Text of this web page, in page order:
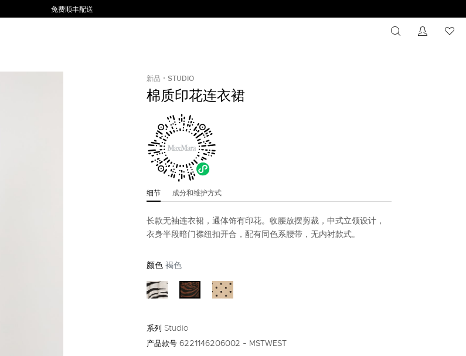
免费顺丰配送
搜索 没有注
新品 STUDIO
棉质印花连衣裙
细节 成分和维护方式
长款无袖连衣裙，通体饰有印花。收腰放摆剪裁，中式立领设计，
衣身半段暗门襟纽扣开合，配有同色系腰带，无内衬款式。
颜色褐色
系列 Studio
产品款号6221146206002 - MSTWEST